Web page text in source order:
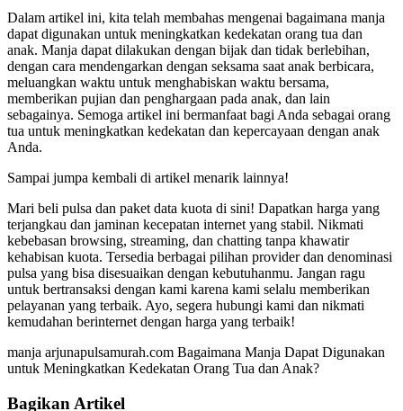
Dalam artikel ini, kita telah membahas mengenai bagaimana manja
dapat digunakan untuk meningkatkan kedekatan orang tua dan
anak. Manja dapat dilakukan dengan bijak dan tidak berlebihan,
dengan cara mendengarkan dengan seksama saat anak berbicara,
meluangkan waktu untuk menghabiskan waktu bersama,
memberikan pujian dan penghargaan pada anak, dan lain
sebagainya. Semoga artikel ini bermanfaat bagi Anda sebagai orang
tua untuk meningkatkan kedekatan dan kepercayaan dengan anak
Anda.
Sampai jumpa kembali di artikel menarik lainnya!
Mari beli pulsa dan paket data kuota di sini! Dapatkan harga yang
terjangkau dan jaminan kecepatan internet yang stabil. Nikmati
kebebasan browsing, streaming, dan chatting tanpa khawatir
kehabisan kuota. Tersedia berbagai pilihan provider dan denominasi
pulsa yang bisa disesuaikan dengan kebutuhanmu. Jangan ragu
untuk bertransaksi dengan kami karena kami selalu memberikan
pelayanan yang terbaik. Ayo, segera hubungi kami dan nikmati
kemudahan berinternet dengan harga yang terbaik!
manja arjunapulsamurah.com Bagaimana Manja Dapat Digunakan
untuk Meningkatkan Kedekatan Orang Tua dan Anak?
Bagikan Artikel